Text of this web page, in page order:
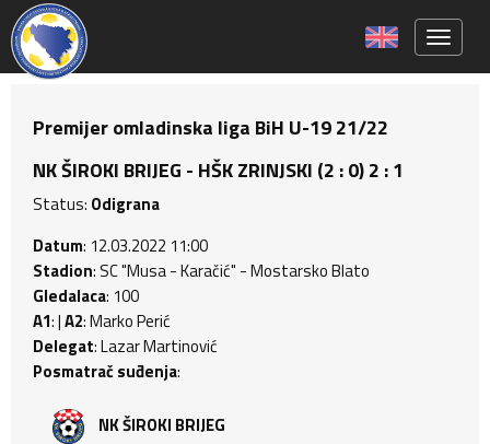
Premijer omladinska liga BiH U-19 21/22
NK ŠIROKI BRIJEG - HŠK ZRINJSKI (2 : 0) 2 : 1
Status: Odigrana
Datum: 12.03.2022 11:00
Stadion: SC "Musa - Karačić" - Mostarsko Blato
Gledalaca: 100
A1: |A2: Marko Perić
Delegat: Lazar Martinović
Posmatrač suđenja:
NK ŠIROKI BRIJEG